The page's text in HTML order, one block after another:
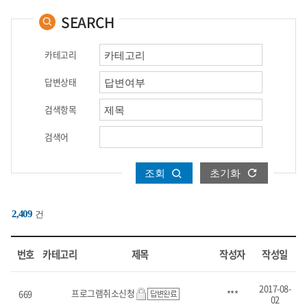
SEARCH
카테고리
답변상태
검색항목
검색어
조회 초기화
2,409 건
번호,
카테고리,
제목,
작성자,
항목으로
번호 카테고리 제목 작성자 작성일
669 프로그램취소신청 ***
2017-08-
02